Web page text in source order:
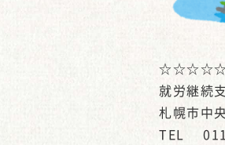
就労継続
札幌市中
TEL